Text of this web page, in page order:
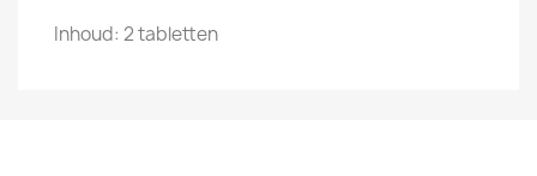
Inhoud: 2 tabletten